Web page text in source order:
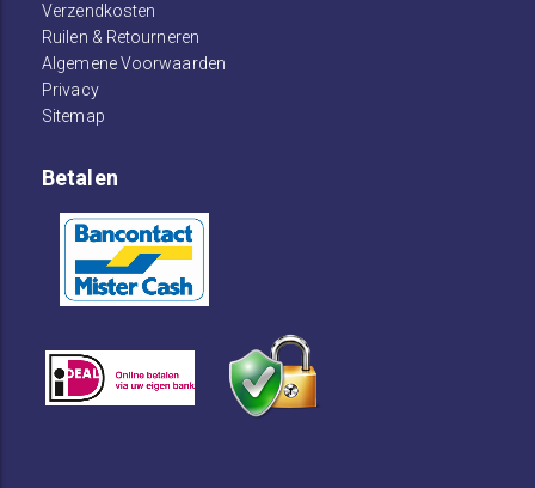
Verzendkosten
Ruilen & Retourneren
Algemene Voorwaarden
Privacy
Sitemap
Betalen